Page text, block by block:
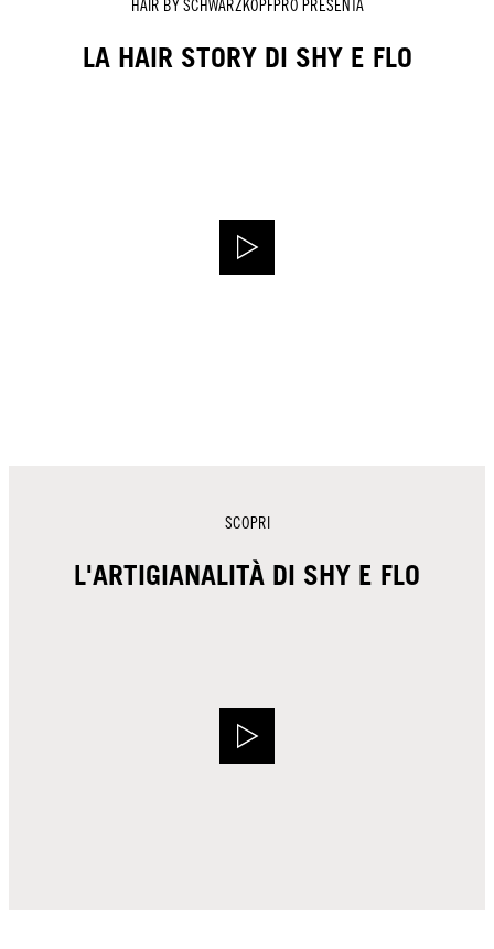
HAIR BY SCHWARZKOPFPRO PRESENTA
LA HAIR STORY DI SHY E FLO
SCOPRI
L'ARTIGIANALITÀ DI SHY E FLO